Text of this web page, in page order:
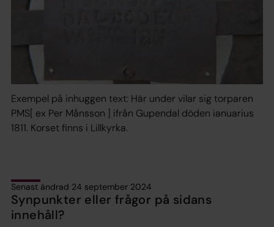
Exempel på inhuggen text: Här under vilar sig torparen
PMS[ ex Per Månsson ] ifrån Gupendal döden ianuarius
1811. Korset finns i Lillkyrka.
Senast ändrad 24 september 2024
Synpunkter eller frågor på sidans
innehåll?